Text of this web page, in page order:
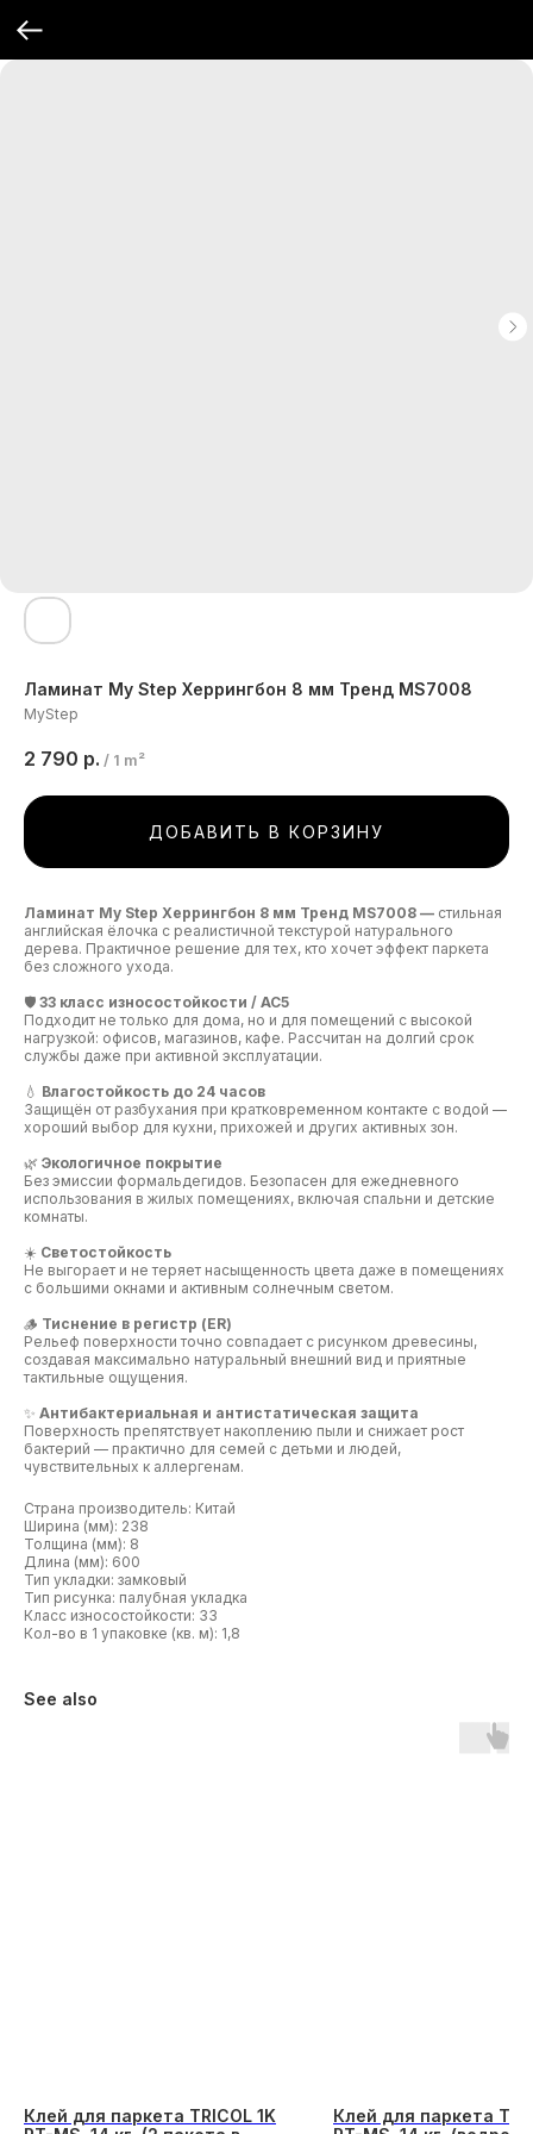
Ламинат My Step Херрингбон 8 мм Тренд MS7008
MyStep
2 790 р. / 1 m²
ДОБАВИТЬ В КОРЗИНУ
Ламинат My Step Херрингбон 8 мм Тренд MS7008 — стильная
английская ёлочка с реалистичной текстурой натурального
дерева. Практичное решение для тех, кто хочет эффект паркета
без сложного ухода.
🛡️ 33 класс износостойкости / AC5
Подходит не только для дома, но и для помещений с высокой
нагрузкой: офисов, магазинов, кафе. Рассчитан на долгий срок
службы даже при активной эксплуатации.
💧 Влагостойкость до 24 часов
Защищён от разбухания при кратковременном контакте с водой —
хороший выбор для кухни, прихожей и других активных зон.
🌿 Экологичное покрытие
Без эмиссии формальдегидов. Безопасен для ежедневного
использования в жилых помещениях, включая спальни и детские
комнаты.
☀️ Светостойкость
Не выгорает и не теряет насыщенность цвета даже в помещениях
с большими окнами и активным солнечным светом.
🪵 Тиснение в регистр (ER)
Рельеф поверхности точно совпадает с рисунком древесины,
создавая максимально натуральный внешний вид и приятные
тактильные ощущения.
✨ Антибактериальная и антистатическая защита
Поверхность препятствует накоплению пыли и снижает рост
бактерий — практично для семей с детьми и людей,
чувствительных к аллергенам.
Страна производитель: Китай
Ширина (мм): 238
Толщина (мм): 8
Длина (мм): 600
Тип укладки: замковый
Тип рисунка: палубная укладка
Класс износостойкости: 33
Кол-во в 1 упаковке (кв. м): 1,8
See also
Клей для паркета TRICOL 1K
Клей для паркета